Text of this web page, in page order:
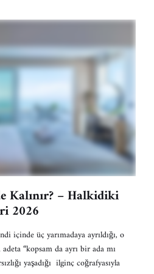
Kalınır? – Halkidiki
2026
içinde üç yarımadaya ayrıldığı, o
“kopsam da ayrı bir ada mı
yaşadığı ilginç coğrafyasıyla